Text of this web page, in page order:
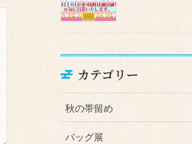
カテゴリー
秋の帯留め
バッグ展